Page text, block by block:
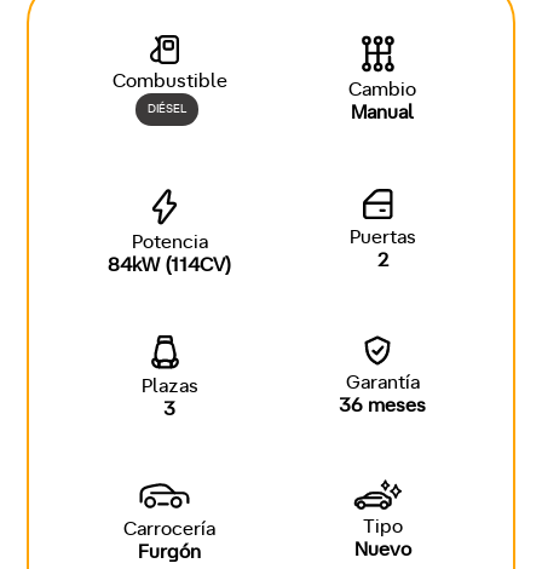
Combustible
DIÉSEL
Cambio
Manual
Potencia
84kW (114CV)
Puertas
2
Plazas
3
Garantía
36 meses
Carrocería
Furgón
Tipo
Nuevo